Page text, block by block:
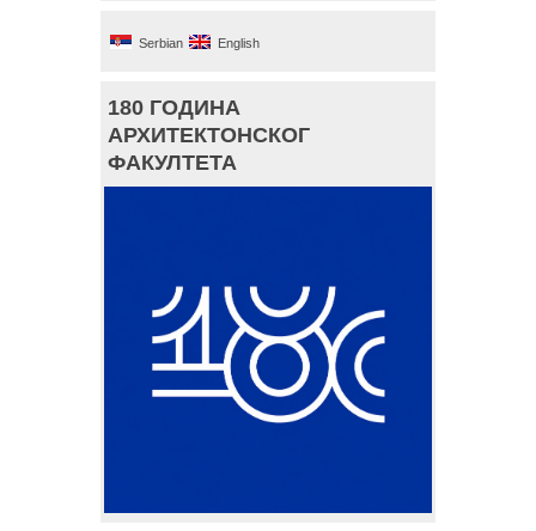
Serbian English
180 ГОДИНА
АРХИТЕКТОНСКОГ
ФАКУЛТЕТА